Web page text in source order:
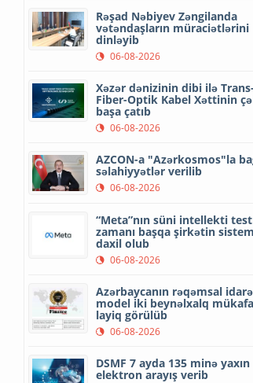
Rəşad Nəbiyev Zəngilanda
vətəndaşların müraciətlərini
dinləyib
06-08-2026
Xəzər dənizinin dibi ilə
Fiber-Optik Kabel Xəttinin
başa çatıb
06-08-2026
AZCON-a "Azərkosmos"la
səlahiyyətlər verilib
06-08-2026
“Meta”nın süni intellekti test
zamanı başqa şirkətin
daxil olub
06-08-2026
Azərbaycanın rəqəmsal
model iki beynəlxalq
layiq görülüb
06-08-2026
DSMF 7 ayda 135 minə yaxın
elektron arayış verib